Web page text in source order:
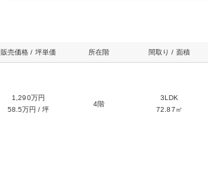
販売価格 / 坪単価 所在階 間取り / 面積
1,290万円
58.5万円 / 坪
4階
3LDK
72.87㎡